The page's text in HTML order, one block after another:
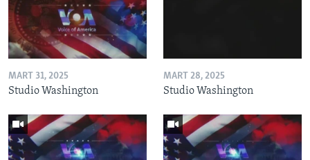
MART 31, 2025
Studio Washington
MART 28, 2025
Studio Washington